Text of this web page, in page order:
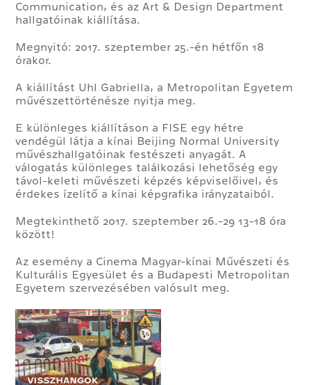
Communication, és az Art & Design Department
hallgatóinak kiállítása.
Megnyitó: 2017. szeptember 25.-én hétfőn 18
órakor.
A kiállítást Uhl Gabriella, a Metropolitan Egyetem
művészettörténésze nyitja meg.
E különleges kiállításon a FISE egy hétre
vendégül látja a kínai Beijing Normal University
művészhallgatóinak festészeti anyagát. A
válogatás különleges találkozási lehetőség egy
távol-keleti művészeti képzés képviselőivel, és
érdekes ízelítő a kínai képgrafika irányzataiból.
Megtekinthető 2017. szeptember 26.-29 13-18 óra
között!
Az esemény a Cinema Magyar-kínai Művészeti és
Kulturális Egyesület és a Budapesti Metropolitan
Egyetem szervezésében valósult meg.